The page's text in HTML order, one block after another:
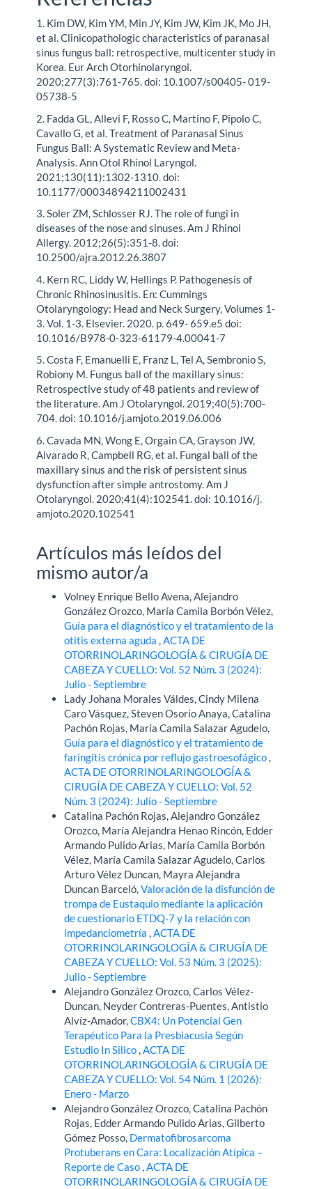
1. Kim DW, Kim YM, Min JY, Kim JW, Kim JK, Mo JH,
et al. Clinicopathologic characteristics of paranasal
sinus fungus ball: retrospective, multicenter study in
Korea. Eur Arch Otorhinolaryngol.
2020;277(3):761-765. doi: 10.1007/s00405- 019-
05738-5
2. Fadda GL, Allevi F, Rosso C, Martino F, Pipolo C,
Cavallo G, et al. Treatment of Paranasal Sinus
Fungus Ball: A Systematic Review and Meta-
Analysis. Ann Otol Rhinol Laryngol.
2021;130(11):1302-1310. doi:
10.1177/00034894211002431
3. Soler ZM, Schlosser RJ. The role of fungi in
diseases of the nose and sinuses. Am J Rhinol
Allergy. 2012;26(5):351-8. doi:
10.2500/ajra.2012.26.3807
4. Kern RC, Liddy W, Hellings P. Pathogenesis of
Chronic Rhinosinusitis. En: Cummings
Otolaryngology: Head and Neck Surgery, Volumes 1-
3. Vol. 1-3. Elsevier. 2020. p. 649- 659.e5 doi:
10.1016/B978-0-323-61179-4.00041-7
5. Costa F, Emanuelli E, Franz L, Tel A, Sembronio S,
Robiony M. Fungus ball of the maxillary sinus:
Retrospective study of 48 patients and review of
the literature. Am J Otolaryngol. 2019;40(5):700-
704. doi: 10.1016/j.amjoto.2019.06.006
6. Cavada MN, Wong E, Orgain CA, Grayson JW,
Alvarado R, Campbell RG, et al. Fungal ball of the
maxillary sinus and the risk of persistent sinus
dysfunction after simple antrostomy. Am J
Otolaryngol. 2020;41(4):102541. doi: 10.1016/j.
amjoto.2020.102541
Artículos más leídos del
mismo autor/a
Volney Enrique Bello Avena, Alejandro
González Orozco, María Camila Borbón Vélez,
Guía para el diagnóstico y el tratamiento de la
otitis externa aguda
ACTA DE
OTORRINOLARINGOLOGÍA & CIRUGÍA DE
CABEZA Y CUELLO: Vol. 52 Núm. 3 (2024):
Julio - Septiembre
Lady Johana Morales Váldes, Cindy Milena
Caro Vásquez, Steven Osorio Anaya, Catalina
Pachón Rojas, María Camila Salazar Agudelo,
Guía para el diagnóstico y el tratamiento de
faringitis crónica por reflujo gastroesofágico
ACTA DE OTORRINOLARINGOLOGÍA &
CIRUGÍA DE CABEZA Y CUELLO: Vol. 52
Núm. 3 (2024): Julio - Septiembre
Catalina Pachón Rojas, Alejandro González
Orozco, María Alejandra Henao Rincón, Edder
Armando Pulido Arias, María Camila Borbón
Vélez, María Camila Salazar Agudelo, Carlos
Arturo Vélez Duncan, Mayra Alejandra
Duncan Barceló,Valoración de la disfunción de
trompa de Eustaquio mediante la aplicación
de cuestionario ETDQ-7 y la relación con
impedanciometría
ACTA DE
OTORRINOLARINGOLOGÍA & CIRUGÍA DE
CABEZA Y CUELLO: Vol. 53 Núm. 3 (2025):
Julio - Septiembre
Alejandro González Orozco, Carlos Vélez-
Duncan, Neyder Contreras-Puentes, Antistio
Alvíz-Amador,CBX4: Un Potencial Gen
Terapéutico Para la Presbiacusia Según
Estudio In Silico ACTA DE
OTORRINOLARINGOLOGÍA & CIRUGÍA DE
CABEZA Y CUELLO: Vol. 54 Núm. 1 (2026):
Enero - Marzo
Alejandro González Orozco, Catalina Pachón
Rojas, Edder Armando Pulido Arias, Gilberto
Gómez Posso, Dermatofibrosarcoma
Protuberans en Cara: Localización Atípica –
Reporte de Caso ACTA DE
OTORRINOLARINGOLOGÍA & CIRUGÍA DE